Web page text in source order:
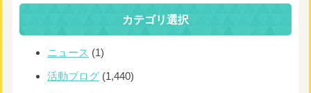
カテゴリ選択
ニュース (1)
活動ブログ (1,440)